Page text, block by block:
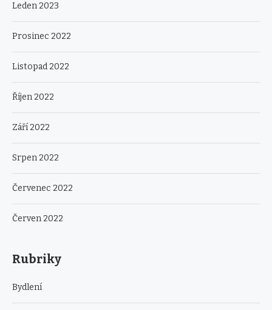
Leden 2023
Prosinec 2022
Listopad 2022
Říjen 2022
Září 2022
Srpen 2022
Červenec 2022
Červen 2022
Rubriky
Bydlení